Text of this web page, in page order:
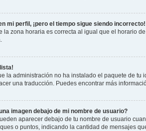
mi perfil, ¡pero el tiempo sigue siendo incorrecto!
la zona horaria es correcta al igual que el horario
la administración no ha instalado el paquete de
una traducción. Puedes encontrar más
imagen debajo de mi nombre de usuario?
aparecer debajo de tu nombre de usuario
o puntos, indicando la cantidad de mensajes